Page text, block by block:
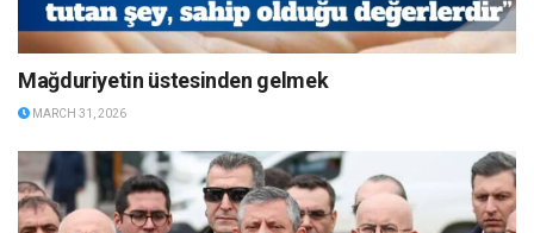
Mağduriyetin üstesinden gelmek
MARCH 31, 2026